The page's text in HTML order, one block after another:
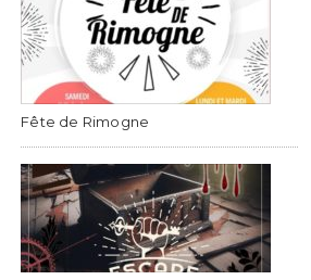
Fête de Rimogne